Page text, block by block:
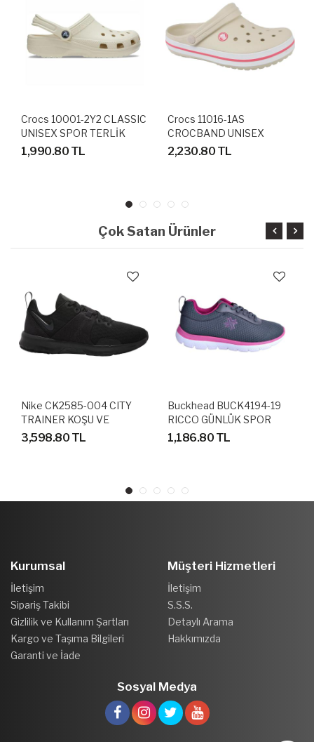
Crocs 10001-2Y2 CLASSIC
UNISEX SPOR TERLİK
SANDALET
1,990.80 TL
Crocs 11016-1AS
CROCBAND UNISEX
SANDALET TERLİK
2,230.80 TL
Çok Satan Ürünler
Nike CK2585-004 CITY
TRAINER KOŞU VE
YÜRÜYÜŞ AYAKKABISI
3,598.80 TL
Buckhead BUCK4194-19
RICCO GÜNLÜK SPOR
AYAKKABI
1,186.80 TL
Kurumsal
İletişim
Sipariş Takibi
Gizlilik ve Kullanım Şartları
Kargo ve Taşıma Bilgileri
Garanti ve İade
Müşteri Hizmetleri
İletişim
S.S.S.
Detaylı Arama
Hakkımızda
Sosyal Medya